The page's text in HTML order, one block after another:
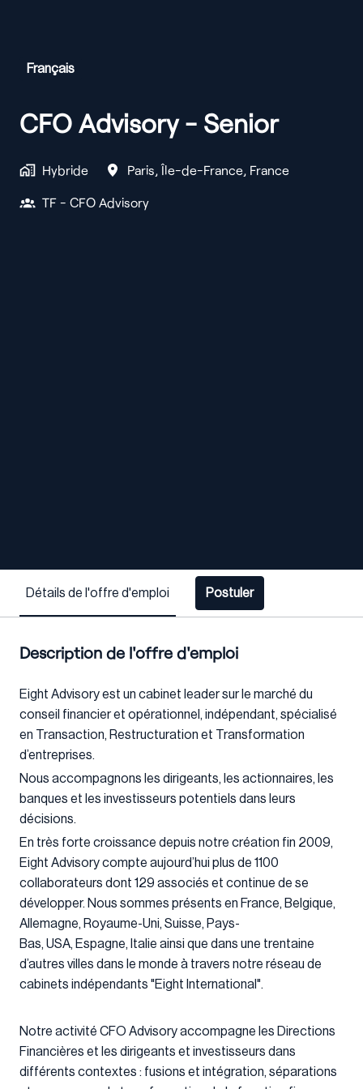
Français
CFO Advisory - Senior
Hybride Paris Île-de-France France
TF - CFO Advisory
Détails de l'offre d'emploi Postuler
Description de l'offre d'emploi
Eight Advisory est un cabinet leader sur le marché du
conseil financier et opérationnel, indépendant, spécialisé
en Transaction, Restructuration et Transformation
d’entreprises.
Nous accompagnons les dirigeants, les actionnaires, les
banques et les investisseurs potentiels dans leurs
décisions.
En très forte croissance depuis notre création fin 2009,
Eight Advisory compte aujourd’hui plus de 1100
collaborateurs dont 129 associés et continue de se
développer. Nous sommes présents en France, Belgique,
Allemagne, Royaume-Uni, Suisse, Pays-
Bas, USA, Espagne, Italie ainsi que dans une trentaine
d’autres villes dans le monde à travers notre réseau de
cabinets indépendants "Eight International".
Notre activité CFO Advisory accompagne les Directions
Financières et les dirigeants et investisseurs dans
différents contextes : fusions et intégration, séparations